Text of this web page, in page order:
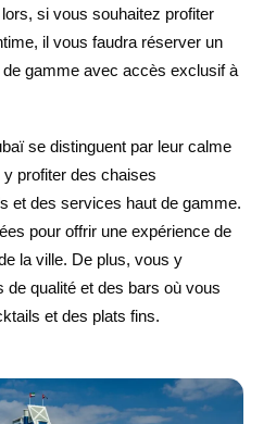
si vous souhaitez profiter
il vous faudra réserver un
gamme avec accès exclusif à
se distinguent par leur calme
profiter des chaises
et des services haut de gamme.
pour offrir une expérience de
la ville. De plus, vous y
qualité et des bars où vous
et des plats fins.